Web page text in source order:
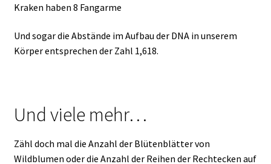
Kraken haben 8 Fangarme
Und sogar die Abstände im Aufbau der DNA in unserem
Körper entsprechen der Zahl 1,618.
Und viele mehr…
Zähl doch mal die Anzahl der Blütenblätter von
Wildblumen oder die Anzahl der Reihen der Rechtecken auf